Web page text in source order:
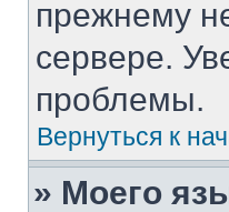
прежнему
сервере.
проблемы.
Вернуться к
» Моего